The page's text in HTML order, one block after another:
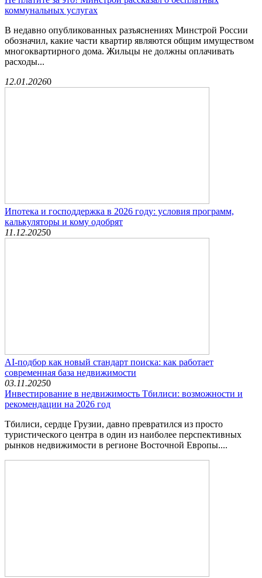
коммунальных услугах
В недавно опубликованных разъяснениях Минстрой России
обозначил, какие части квартир являются общим имуществом
многоквартирного дома. Жильцы не должны оплачивать
расходы...
12.01.20260
Ипотека и господдержка в 2026 году: условия программ,
калькуляторы и кому одобрят
11.12.20250
AI-подбор как новый стандарт поиска: как работает
современная база недвижимости
03.11.20250
Инвестирование в недвижимость Тбилиси: возможности и
рекомендации на 2026 год
Тбилиси, сердце Грузии, давно превратился из просто
туристического центра в один из наиболее перспективных
рынков недвижимости в регионе Восточной Европы....